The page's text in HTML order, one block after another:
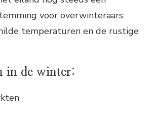
voor overwinteraars
temperaturen en de rustige
in de winter: